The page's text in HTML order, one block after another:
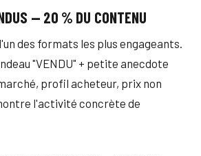
— 20 % DU CONTENU
des formats les plus engageants.
"VENDU" + petite anecdote
profil acheteur, prix non
l'activité concrète de